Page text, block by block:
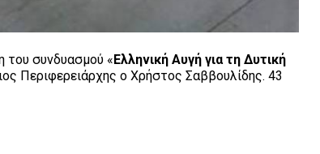
του συνδυασμού «Ελληνική Αυγή για τη Δυτική
Περιφερειάρχης ο Χρήστος Σαββουλίδης. 43